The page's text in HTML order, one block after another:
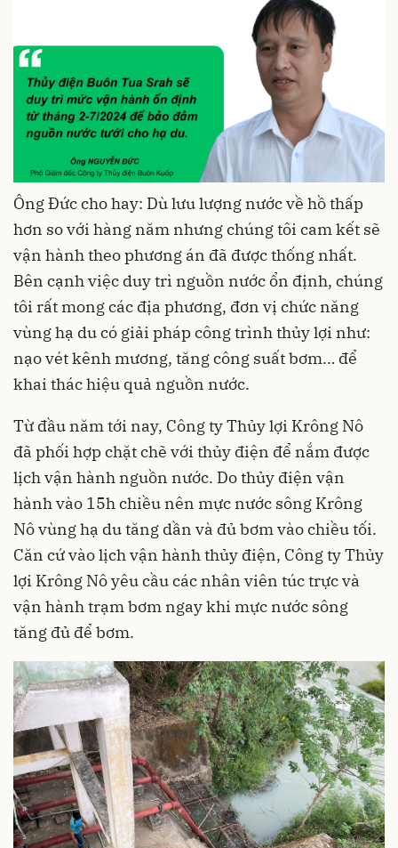
Ông Đức cho hay: Dù lưu lượng nước về hồ thấp
hơn so với hàng năm nhưng chúng tôi cam kết sẽ
vận hành theo phương án đã được thống nhất.
Bên cạnh việc duy trì nguồn nước ổn định, chúng
tôi rất mong các địa phương, đơn vị chức năng
vùng hạ du có giải pháp công trình thủy lợi như:
nạo vét kênh mương, tăng công suất bơm… để
khai thác hiệu quả nguồn nước.
Từ đầu năm tới nay, Công ty Thủy lợi Krông Nô
đã phối hợp chặt chẽ với thủy điện để nắm được
lịch vận hành nguồn nước. Do thủy điện vận
hành vào 15h chiều nên mực nước sông Krông
Nô vùng hạ du tăng dần và đủ bơm vào chiều tối.
Căn cứ vào lịch vận hành thủy điện, Công ty Thủy
lợi Krông Nô yêu cầu các nhân viên túc trực và
vận hành trạm bơm ngay khi mực nước sông
tăng đủ để bơm.